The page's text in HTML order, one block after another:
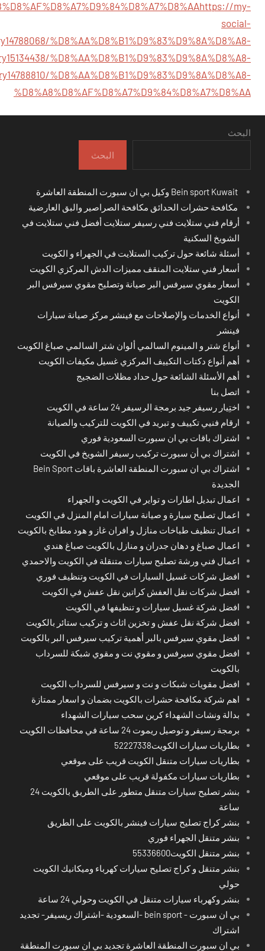
https://my-
social-
%D8%AA%D8%B1%D9%83%D9%8A%D8%A8-
%D8%AA%D8%B1%D9%83%D9%8A%D8%A8-
%D8%AA%D8%B1%D9%83%D9%8A%D8%A8-
%D8%A8%D8%AF%D8%A7%D9%84%D8%A7%D8%AA
البحث
البحث
مكافحة حشرات الحدائق مكافحة الصراصير والبق العارضية
أرقام فني ستلايت فني رسيفر ستلايت أفضل فني ستلايت في
الشويخ السكنية
أسئلة شائعة حول تركيب الستلايت في الجهراء و الكويت
أسعار فني ستلايت المنقف مميزات الدش المركزي الكويت
أسعار مقوي سيرفس البر صيانة وتصليح مقوي سيرفس البر
الكويت
أنواع الخدمات والإصلاحات مع فينشر مركز صيانة سيارات
فينشر
أنواع شتر و المينوم السالمي ألوان شتر السالمي صباغ الكويت
أهم أنواع دكتات التكييف المركزي غسيل مكيفات الكويت
أهم الأسئلة الشائعة حول حداد مظلات الضجيج
اتصل بنا
اختِيار رسيفر جيد برمجة الرسيفر 24 ساعة في الكويت
ارقام فنيي تكييف و تبريد في الكويت للتركيب والصيانة
اشتراك باقات بي ان سبورت السعودية فوري
اشتراك بي أن سبورت تركيب رسيفر الشويخ في الكويت
اشتراك بي ان سبورت المنطقة العاشرة باقات Bein Sport
الجديدة
اعمال تبديل اطارات و تواير في الكويت و الجهراء
اعمال تصليح سيارة و صيانة سيارات امام المنزل في الكويت
اعمال تنظيف طباخات منازل و افران غاز و هود مطابخ بالكويت
اعمال صباغ و دهان جدران و منازل بالكويت صباغ هندي
اعمال فني ورشة تصليح سيارات متنقلة في الكويت والاحمدي
افضل شركات غسيل السيارات في الكويت وتنظيف فوري
افضل شركات نقل العفش كراتين نقل عفش في الكويت
افضل شركة غسيل سيارات و تنظيفها في الكويت
افضل شركة نقل عفش و تخزين اثاث و تركيب ستائر بالكويت
افضل مقوي سيرفس بالبر أهمية تركيب سيرفس البر بالكويت
افضل مقوي سيرفس و مقوي نت و مقوي شبكة للسرداب
بالكويت
افضل مقويات شبكات و نت و سيرفس للسرداب الكويت
اهم شركة مكافحة حشرات بالكويت بضمان و اسعار ممتازة
بدالة ونشات الشهداء كرين سحب سيارات الشهداء
برمجة رسيفر و توصيل ريموت 24 ساعة في محافظات الكويت
بطاريات سيارات الكويت52227338
بطاريات سيارات متنقل الكويت قريب على موقعي
بطاريات سيارات مكفولة قريب على موقعي
بنشر تصليح سيارات متنقل متطور على الطريق بالكويت 24
ساعة
بنشر كراج تصليح سيارات فينشر بالكويت على الطريق
بنشر متنقل الجهراء فوري
بنشر متنقل الكويت55336600
بنشر متنقل و كراج تصليح سيارات كهرباء وميكانيك الكويت
حولي
بنشر وكهرباء سيارات متنقل في الكويت وحولي 24 ساعة
بي ان سبورت - bein sport -السعودية -اشتراك ريسيفر- تجديد
اشتراك
بي ان سبورت المنطقة العاشرة تجديد بي ان سبورت المنطقة